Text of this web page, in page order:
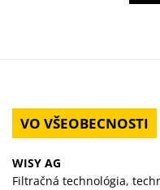
VO VŠEOBECNOSTI
WISY AG
Filtračná technológia,